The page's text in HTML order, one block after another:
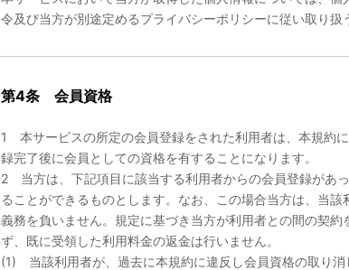
令及び当方が別途定めるプライバシーポリシーに従い取り扱
第4条 会員資格
1 本サービスの所定の会員登録をされた利用者は、本規約
録完了後に会員としての資格を有することになります。
2 当方は、下記項目に該当する利用者からの会員登録があ
ることができるものとします。なお、この場合当方は、当
義務を負いません。規定に基づき当方が利用者との間の契
ず、既に受領した利用料金の返金は行いません。
(1) 当該利用者が、過去に本規約に違反し会員資格の取り